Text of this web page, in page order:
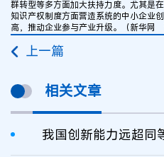
群转型等多方面加大扶持力度。尤其是
知识产权制度方面营造系统的中小企业
高，推动企业参与产业升级。（新华网
上一篇
相关文章